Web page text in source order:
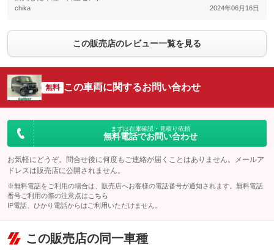
chika 2024年06月16日
この販売店のレビュー一覧を見る
無料 この車両に関するお問い合わせ
まずは在庫確認・見積り依頼
無料電話でお問い合わせ
お気軽にどうぞ。問合せ後に何度もご連絡が届くことはありません。メールア
ドレスは販売店に公開されません。
※無料電話をご利用の場合は、販売店へお客様の電話番号が通知されます。無料電話
番号ご利用の際の注意点は こちら
IP電話、ひかり電話からはご利用いただけません。
この販売店の同一車種